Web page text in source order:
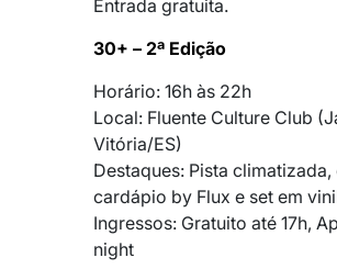
Entrada gratuita.
30+ – 2ª Edição
Horário: 16h às 22h
Local: Fluente Culture Club
Vitória/ES)
Destaques: Pista
cardápio by Flux e set em
Ingressos: Gratuito até 17h,
night